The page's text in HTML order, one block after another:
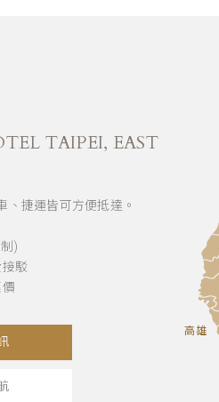
TAIPEI, EAST
、捷運皆可方便抵達。
)
駁
高雄